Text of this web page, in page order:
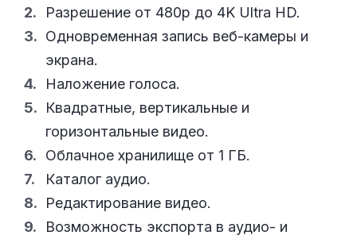
Разрешение от 480р до 4K Ultra HD.
Одновременная запись веб-камеры и
экрана.
Наложение голоса.
Квадратные, вертикальные и
горизонтальные видео.
Облачное хранилище от 1 ГБ.
Каталог аудио.
Редактирование видео.
Возможность экспорта в аудио- и